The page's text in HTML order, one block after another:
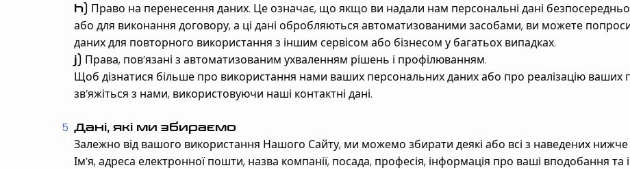
h) Право на перенесення даних. Це означає, що якщо ви надали нам персональні дані
або для виконання договору, а ці дані обробляються автоматизованими засобами, ви можете
даних для повторного використання з іншим сервісом або бізнесом у багатьох випадках.
j) Права, пов’язані з автоматизованим ухваленням рішень і профілюванням.
Щоб дізнатися більше про використання нами ваших персональних даних або про реалізацію ваших
зв’яжіться з нами, використовуючи наші контактні дані.
Дані, які ми збираємо
Залежно від вашого використання Нашого Сайту, ми можемо збирати деякі або всі з наведених
Ім’я, адреса електронної пошти, назва компанії, посада, професія, інформація про ваші вподобання та